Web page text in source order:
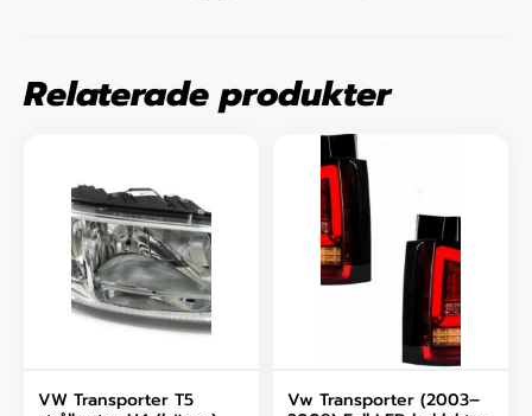
Relaterade produkter
VW Transporter T5
Vw Transporter (2003–